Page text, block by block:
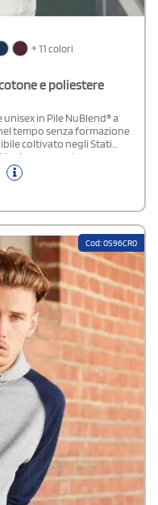
+ 11 colori
e poliestere
in Pile NuBlend® a
tempo senza formazione
coltivato negli Stati
per una stampa
occhielli e cordino
su collo, giromanica e
il design le
inferiori a costine 1x1
Cod: 0S96CR0